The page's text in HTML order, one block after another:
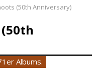
„Worth It“ nach –
Humor
den ständigen
Musikgeschichte:
(50th Anniversary)
Albums.